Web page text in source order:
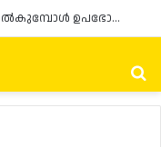
പ്രൊമോഷനുകളും ഓഫറുകളും നൽകുമ്പോൾ ഉപഭോക്താക്കളുടെ അവകാശങ്ങൾ ഉറപ്പാക്കണമെന്ന് ഖത്തർ വാണിജ്യ വ്യവസായ മന്ത്രാലയത്തിന്റെ (MoCI) നിർദ്ദേശം